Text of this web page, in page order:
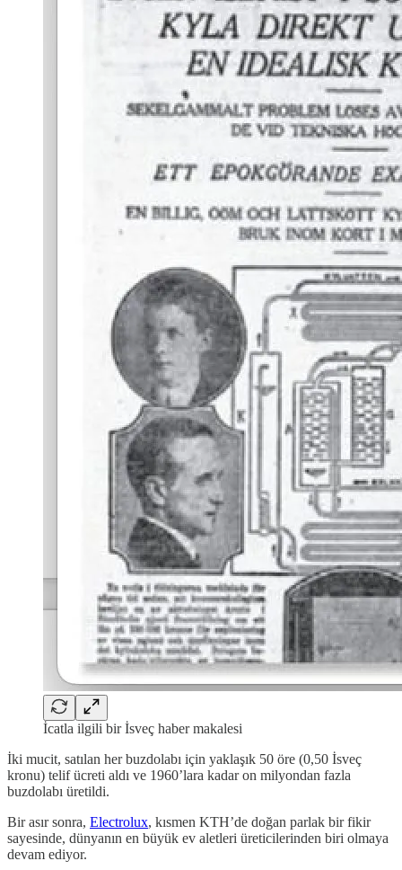
İcatla ilgili bir İsveç haber makalesi
İki mucit, satılan her buzdolabı için yaklaşık 50 öre (0,50 İsveç
kronu) telif ücreti aldı ve 1960’lara kadar on milyondan fazla
buzdolabı üretildi.
Bir asır sonra, Electrolux, kısmen KTH’de doğan parlak bir fikir
sayesinde, dünyanın en büyük ev aletleri üreticilerinden biri olmaya
devam ediyor.